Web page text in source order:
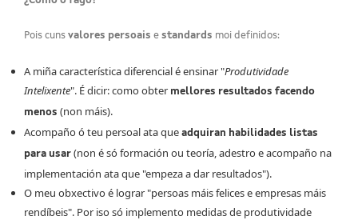
Pois cuns valores persoais e standards moi definidos:
A miña característica diferencial é ensinar "Produtividade
Intelixente". É dicir: como obter mellores resultados facendo
menos (non máis).
Acompaño ó teu persoal ata que adquiran habilidades listas
para usar (non é só formación ou teoría, adestro e acompaño na
implementación ata que "empeza a dar resultados").
O meu obxectivo é lograr "persoas máis felices e empresas máis
rendíbeis". Por iso só implemento medidas de produtividade